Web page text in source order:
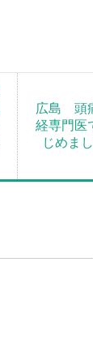
広島 頭
経専門
じめま